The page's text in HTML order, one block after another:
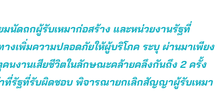
มนัดถกผู้รับเหมาก่อสร้าง และหน่วยงานรัฐที่
างเพิ่มความปลอดภัยให้ผู้บริโภค ระบุ ผ่านมาเพียง
คนงานเสียชีวิตในลักษณะคล้ายคลึงกันถึง 2 ครั้ง
าที่รัฐที่รับผิดชอบ พิจารณายกเลิกสัญญาผู้รับเหมา